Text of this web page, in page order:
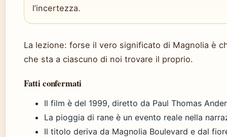
l’incertezza.
La lezione: forse il vero significato di Magnolia è
che sta a ciascuno di noi trovare il proprio.
Fatti confermati
Il film è del 1999, diretto da Paul Thomas
La pioggia di rane è un evento reale nella
Il titolo deriva da Magnolia Boulevard e dal